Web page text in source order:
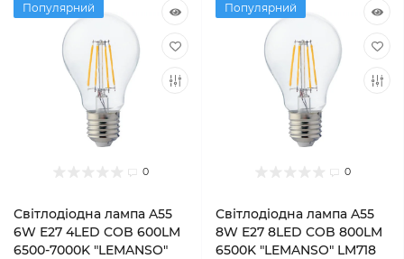
Популярний
0
Світлодіодна лампа A55
6W E27 4LED COB 600LM
6500-7000K "LEMANSO"
Популярний
0
Світлодіодна лампа A55
8W E27 8LED COB 800LM
6500K "LEMANSO" LM718